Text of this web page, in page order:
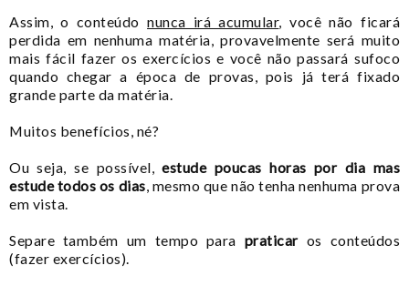
Assim, o conteúdonunca irá acumular, você não ficará
perdida em nenhuma matéria, provavelmente será muito
mais fácil fazer os exercícios e você não passará sufoco
quando chegar a época de provas, pois já terá fixado
grande parte da matéria.
Muitos benefícios, né?
Ou seja, se possível,estude poucas horas por dia mas
estude todos os dias , mesmo que não tenha nenhuma prova
em vista.
Separe também um tempo para praticar os conteúdos
(fazer exercícios).